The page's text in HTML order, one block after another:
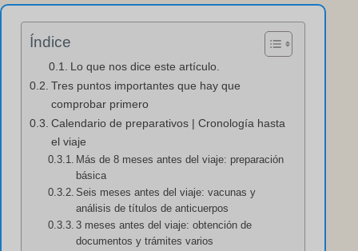
Índice
Lo que nos dice este artículo.
Tres puntos importantes que hay que
comprobar primero
Calendario de preparativos | Cronología hasta
el viaje
Más de 8 meses antes del viaje: preparación
básica
Seis meses antes del viaje: vacunas y
análisis de títulos de anticuerpos
3 meses antes del viaje: obtención de
documentos y trámites varios